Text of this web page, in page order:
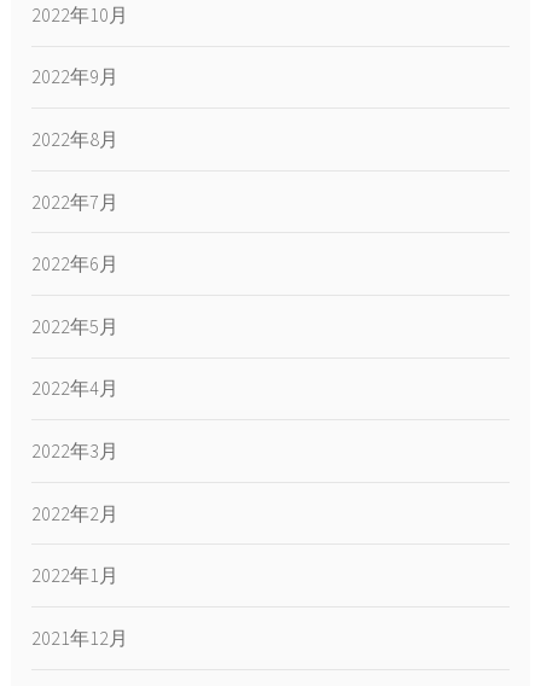
2022年10月
2022年9月
2022年8月
2022年7月
2022年6月
2022年5月
2022年4月
2022年3月
2022年2月
2022年1月
2021年12月